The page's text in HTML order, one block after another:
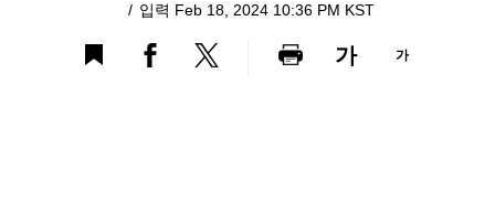
입력 Feb 18, 2024 10:36 PM KST
가 가